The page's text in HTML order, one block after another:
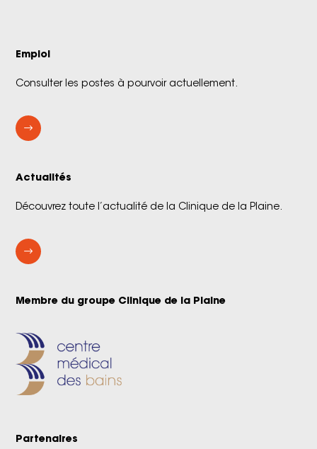
Emploi
Consulter les postes à pourvoir actuellement.
$
Actualités
Découvrez toute l’actualité de la Clinique de la Plaine.
$
Membre du groupe Clinique de la Plaine
Partenaires